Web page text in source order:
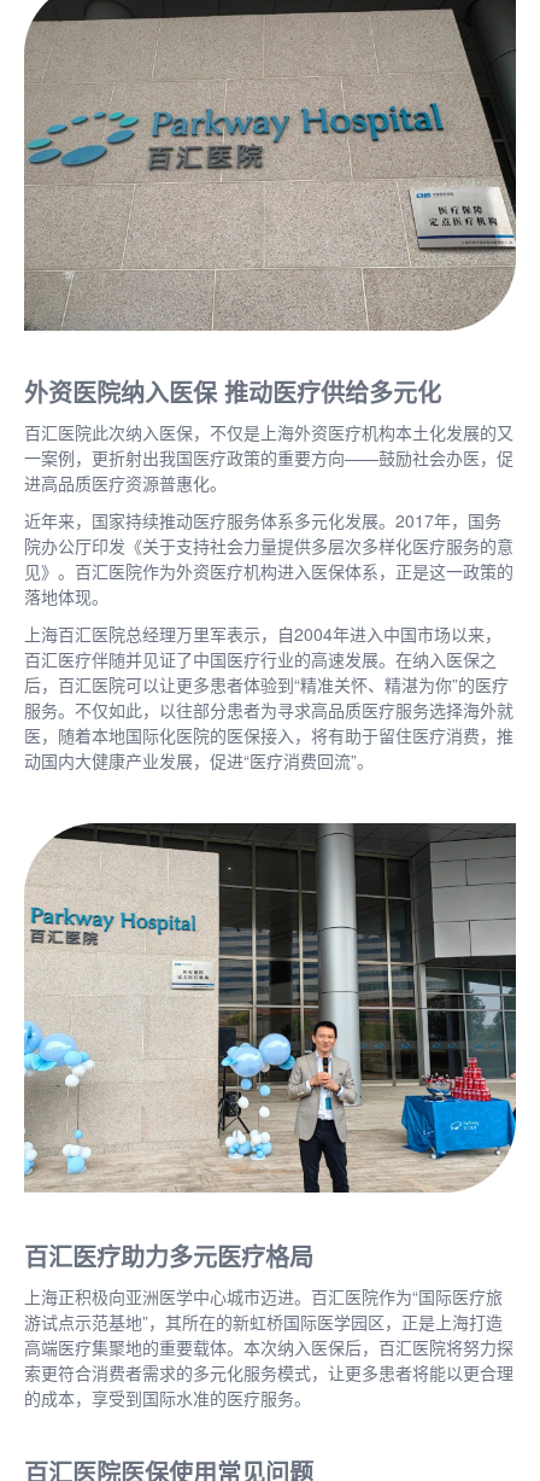
外资医院纳入医保 推动医疗供给多元化
百汇医院此次纳入医保，不仅是上海外资医疗机构本土化发展的又
一案例，更折射出我国医疗政策的重要方向——鼓励社会办医，促
进高品质医疗资源普惠化。
近年来，国家持续推动医疗服务体系多元化发展。 2017年，国务
院办公厅印发《关于支持社会力量提供多层次多样化医疗服务的意
见》。百汇医院作为外资医疗机构进入医保体系，正是这一政策的
落地体现。
上海百汇医院总经理万里军表示，自2004年进入中国市场以来，
百汇医疗伴随并见证了中国医疗行业的高速发展。在纳入医保之
后，百汇医院可以让更多患者体验到“精准关怀、精湛为你”的医疗
服务。不仅如此，以往部分患者为寻求高品质医疗服务选择海外就
医，随着本地国际化医院的医保接入，将有助于留住医疗消费，推
动国内大健康产业发展，促进“医疗消费回流”。
百汇医疗助力多元医疗格局
上海正积极向亚洲医学中心城市迈进。百汇医院作为“国际医疗旅
游试点示范基地”，其所在的新虹桥国际医学园区，正是上海打造
高端医疗集聚地的重要载体。本次纳入医保后，百汇医院将努力探
索更符合消费者需求的多元化服务模式，让更多患者将能以更合理
的成本，享受到国际水准的医疗服务。
百汇医院医保使用常见问题